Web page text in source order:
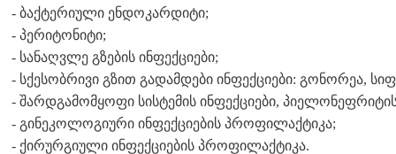
- ბაქტერიული ენდოკარდიტი;
- პერიტონიტი;
- სანაღვლე გზების ინფექციები;
- სქესობრივი გზით გადამდები ინფექციები: გონორეა,
- შარდგამომყოფი სისტემის ინფექციები,
- გინეკოლოგიური ინფექციების პროფილაქტიკა;
- ქირურგიული ინფექციების პროფილაქტიკა.